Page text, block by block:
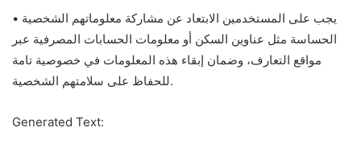
• يجب على المستخدمين الابتعاد عن مشاركة معلوماتهم الشخصية
الحساسة مثل عناوين السكن أو معلومات الحسابات المصرفية عبر
مواقع التعارف، وضمان إبقاء هذه المعلومات في خصوصية تامة
للحفاظ على سلامتهم الشخصية.
Generated Text: